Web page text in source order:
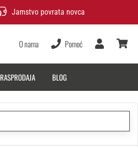
Jamstvo povrata novca
O nama Pomoć
Korisnik
RASPRODAJA BLOG